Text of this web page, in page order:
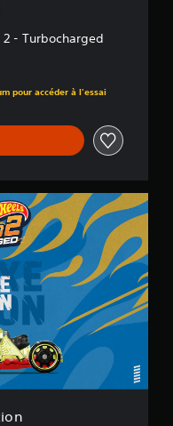
2 - Turbocharged
pour accéder à l'essai